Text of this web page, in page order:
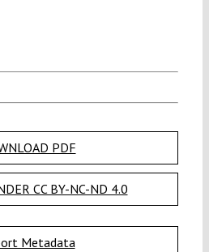
PDF
CC BY-NC-ND 4.0
Metadata